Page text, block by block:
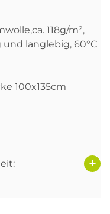
118g/m²,
langlebig, 60°C
100x135cm